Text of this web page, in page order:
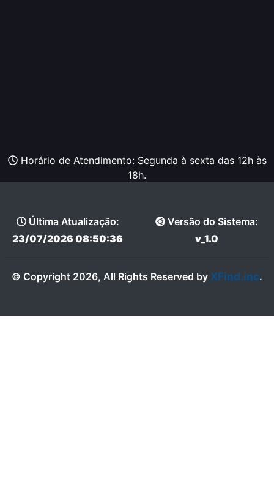
Horário de Atendimento: Segunda à sexta das 12h às
18h.
Última Atualização:
23/07/2026 08:50:36
Versão do Sistema:
v_1.0
© Copyright 2026, All Rights Reserved by XFind.inc.